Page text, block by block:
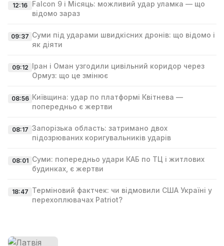
12:16
Falcon 9 і Місяць: можливий удар уламка — що
відомо зараз
09:37 Суми під ударами швидкісних дронів: що відомо і
як діяти
09:12 Іран і Оман узгодили цивільний коридор через
Ормуз: що це змінює
08:56 Київщина: удар по платформі Квітнева —
попередньо є жертви
08:17 Запорізька область: затримано двох
підозрюваних коригувальників ударів
08:01 Суми: попередньо удари КАБ по ТЦ і житлових
будинках, є жертви
18:47 Терміновий фактчек: чи відмовили США Україні у
перехоплювачах Patriot?